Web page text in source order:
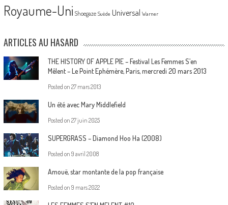
Royaume-Uni Shoegaze Suède Universal Warner
ARTICLES AU HASARD
THE HISTORY OF APPLE PIE – Festival Les Femmes S’en
Mêlent – Le Point Ephémère, Paris, mercredi 20 mars 2013
Posted on 27 mars 2013
Un été avec Mary Middlefield
Posted on 27 juin 2025
SUPERGRASS – Diamond Hoo Ha (2008)
Posted on 9 avril 2008
Amouë, star montante de la pop française
Posted on 9 mars 2022